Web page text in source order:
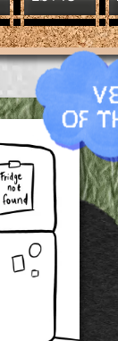
23:00
13:00
OF